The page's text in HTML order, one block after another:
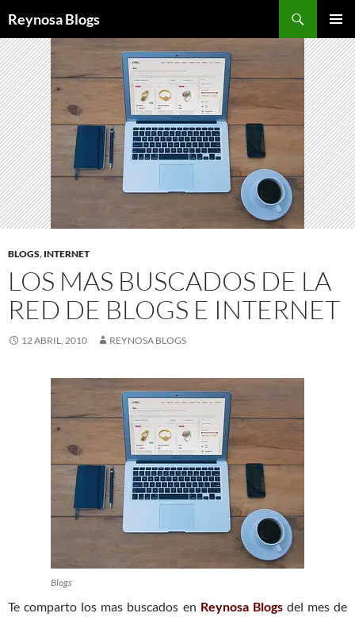
Reynosa Blogs
MENÚ
AL
CONTENIDO
BLOGS, INTERNET
LOS MAS BUSCADOS DE LA
RED DE BLOGS E INTERNET
12 ABRIL, 2010 REYNOSA BLOGS
Blogs
Te comparto los mas buscados en Reynosa Blogsdel mes de